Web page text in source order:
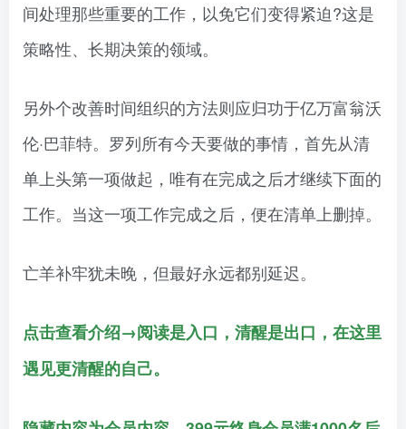
间处理那些重要的工作，以免它们变得紧迫?这是
策略性、长期决策的领域。
另外个改善时间组织的方法则应归功于亿万富翁沃
伦·巴菲特。罗列所有今天要做的事情，首先从清
单上头第一项做起，唯有在完成之后才继续下面的
工作。当这一项工作完成之后，便在清单上删掉。
亡羊补牢犹未晚，但最好永远都别延迟。
点击查看介绍→阅读是入口，清醒是出口，在这里
遇见更清醒的自己。